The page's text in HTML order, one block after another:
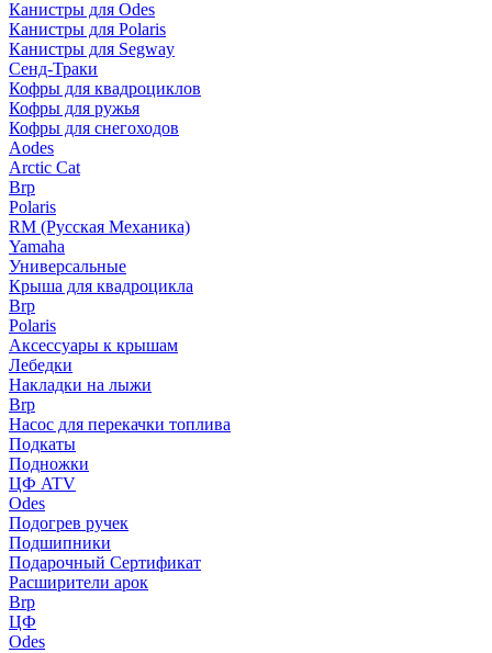
Канистры для Odes
Канистры для Polaris
Канистры для Segway
Сенд-Траки
Кофры для квадроциклов
Кофры для ружья
Кофры для снегоходов
Aodes
Arctic Cat
Brp
Polaris
RM (Русская Механика)
Yamaha
Универсальные
Крыша для квадроцикла
Brp
Polaris
Аксессуары к крышам
Лебедки
Накладки на лыжи
Brp
Насос для перекачки топлива
Подкаты
Подножки
ЦФ ATV
Odes
Подогрев ручек
Подшипники
Подарочный Сертификат
Расширители арок
Brp
ЦФ
Odes